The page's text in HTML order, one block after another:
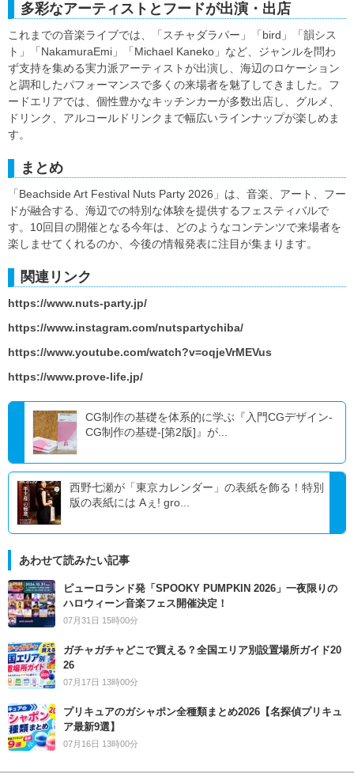
多彩なアーティストとフードが出演・出店
これまでの音楽ライブでは、「スチャダラパー」「bird」「韻シス
ト」「NakamuraEmi」「Michael Kaneko」など、ジャンルを問わ
ず支持を集める実力派アーティストが出演し、海辺のロケーション
と調和したパフォーマンスで多くの来場者を魅了してきました。フ
ードエリアでは、個性豊かなキッチンカーが多数出店し、グルメ、
ドリンク、アルコールドリンクまで幅広いラインナップが楽しめま
す。
まとめ
「Beachside Art Festival Nuts Party 2026」は、音楽、アート、フー
ドが融合する、海辺での特別な体験を提供するフェスティバルで
す。10回目の開催となる今年は、どのようなコンテンツで来場者を
楽しませてくれるのか、今後の情報発表に注目が集まります。
関連リンク
https://www.nuts-party.jp/
https://www.instagram.com/nutspartychiba/
https://www.youtube.com/watch?v=oqjeVrMEVus
https://www.prove-life.jp/
CG制作の基礎を体系的に学ぶ『入門CGデザイン-
CG制作の基礎-[第2版]』が...
西野七瀬が「東京カレンダー」の表紙を飾る！特別
版の表紙には Aぇ! gro...
あわせて読みたい記事
ピューロランド発「SPOOKY PUMPKIN 2026」一夜限りの
ハロウィーン音楽フェス開催決定！
07月31日 15時00分
ガチャガチャどこで買える？全国エリア別設置場所ガイド20
26
07月17日 13時00分
プリキュアのガシャポン全種類まとめ2026【名探偵プリキュ
ア最新9選】
07月16日 13時00分